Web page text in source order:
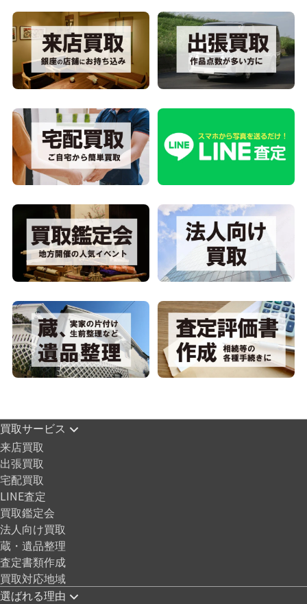
買取サービス
来店買取
出張買取
宅配買取
LINE査定
買取鑑定会
法人向け買取
蔵・遺品整理
査定書類作成
買取対応地域
選ばれる理由